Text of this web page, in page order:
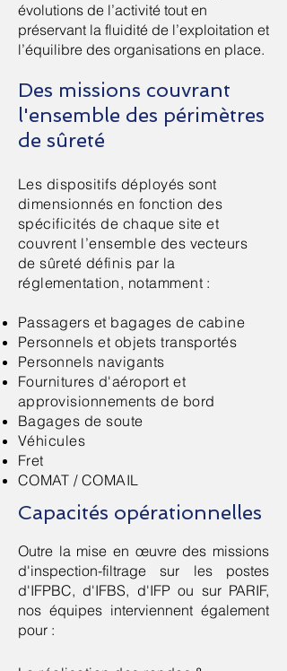
évolutions de l’activité tout en
préservant la fluidité de l’exploitation et
l’équilibre des organisations en place.
Des missions couvrant
l'ensemble des périmètres
de sûreté
Les dispositifs déployés sont
dimensionnés en fonction des
spécificités de chaque site et
couvrent l’ensemble des vecteurs
de sûreté définis par la
réglementation, notamment :
Passagers et bagages de cabine
Personnels et objets transportés
Personnels navigants
Fournitures d'aéroport et
approvisionnements de bord
Bagages de soute
Véhicules
Fret
COMAT / COMAIL
Capacités opérationnelles
Outre la mise en œuvre des missions
d'inspection-filtrage sur les postes
d'IFPBC, d'IFBS, d'IFP ou sur PARIF,
nos équipes interviennent également
pour :